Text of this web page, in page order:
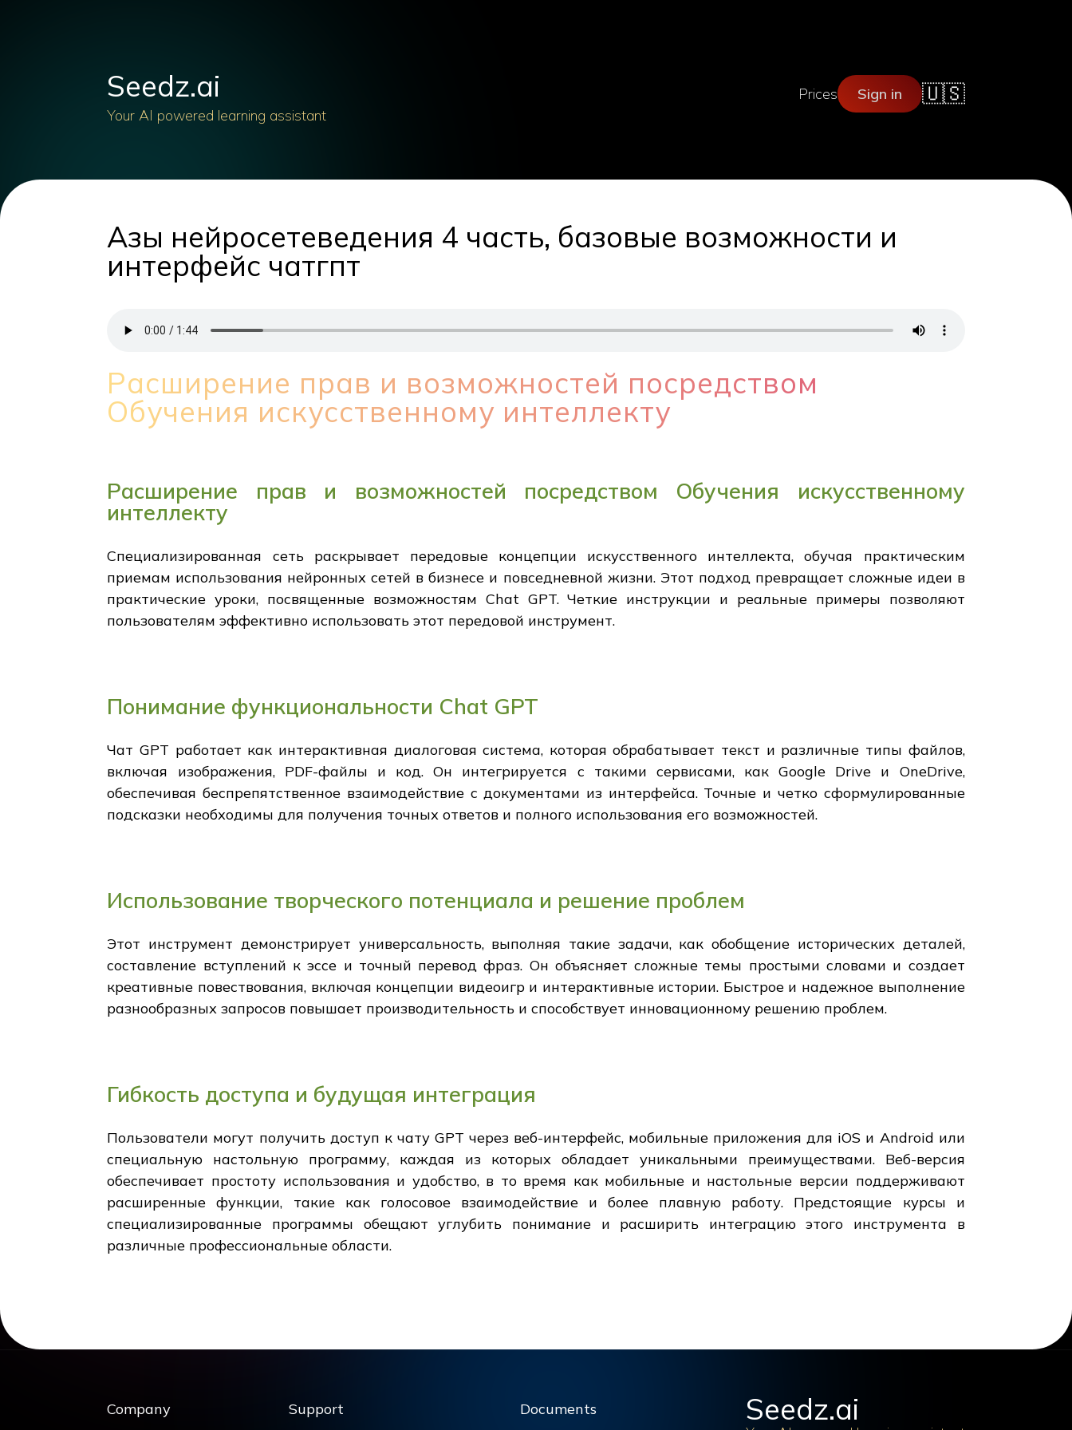
Seedz.ai
Your AI powered learning assistant
Prices Sign in 🇺🇸
Азы нейросетеведения 4 часть, базовые возможности и
интерфейс чатгпт
Расширение прав и возможностей посредством
Обучения искусственному интеллекту
Расширение прав и возможностей посредством Обучения искусственному
интеллекту
Специализированная сеть раскрывает передовые концепции искусственного интеллекта, обучая практическим
приемам использования нейронных сетей в бизнесе и повседневной жизни. Этот подход превращает сложные идеи в
практические уроки, посвященные возможностям Chat GPT. Четкие инструкции и реальные примеры позволяют
пользователям эффективно использовать этот передовой инструмент.
Понимание функциональности Chat GPT
Чат GPT работает как интерактивная диалоговая система, которая обрабатывает текст и различные типы файлов,
включая изображения, PDF-файлы и код. Он интегрируется с такими сервисами, как Google Drive и OneDrive,
обеспечивая беспрепятственное взаимодействие с документами из интерфейса. Точные и четко сформулированные
подсказки необходимы для получения точных ответов и полного использования его возможностей.
Использование творческого потенциала и решение проблем
Этот инструмент демонстрирует универсальность, выполняя такие задачи, как обобщение исторических деталей,
составление вступлений к эссе и точный перевод фраз. Он объясняет сложные темы простыми словами и создает
креативные повествования, включая концепции видеоигр и интерактивные истории. Быстрое и надежное выполнение
разнообразных запросов повышает производительность и способствует инновационному решению проблем.
Гибкость доступа и будущая интеграция
Пользователи могут получить доступ к чату GPT через веб-интерфейс, мобильные приложения для iOS и Android или
специальную настольную программу, каждая из которых обладает уникальными преимуществами. Веб-версия
обеспечивает простоту использования и удобство, в то время как мобильные и настольные версии поддерживают
расширенные функции, такие как голосовое взаимодействие и более плавную работу. Предстоящие курсы и
специализированные программы обещают углубить понимание и расширить интеграцию этого инструмента в
различные профессиональные области.
Company Support Documents Seedz.ai